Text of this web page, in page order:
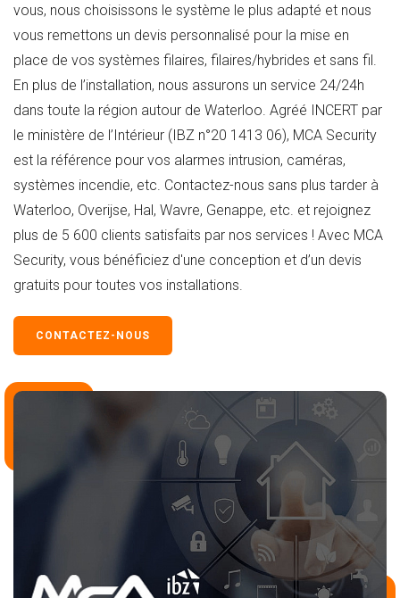
vous, nous choisissons le système le plus adapté et nous
vous remettons un devis personnalisé pour la mise en
place de vos systèmes filaires, filaires/hybrides et sans fil.
En plus de l’installation, nous assurons un service 24/24h
dans toute la région autour de Waterloo. Agréé INCERT par
le ministère de l’Intérieur (IBZ n°20 1413 06), MCA Security
est la référence pour vos alarmes intrusion, caméras,
systèmes incendie, etc. Contactez-nous sans plus tarder à
Waterloo, Overijse, Hal, Wavre, Genappe, etc. et rejoignez
plus de 5 600 clients satisfaits par nos services ! Avec MCA
Security, vous bénéficiez d'une conception et d’un devis
gratuits pour toutes vos installations.
CONTACTEZ-NOUS